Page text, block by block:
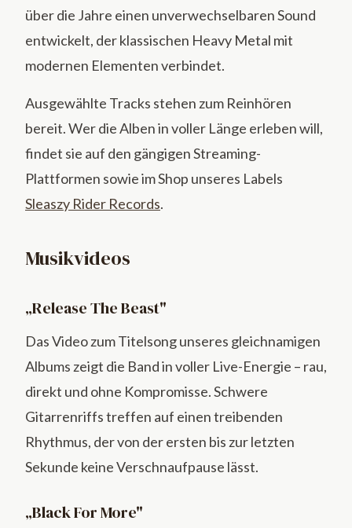
über die Jahre einen unverwechselbaren Sound
entwickelt, der klassischen Heavy Metal mit
modernen Elementen verbindet.
Ausgewählte Tracks stehen zum Reinhören
bereit. Wer die Alben in voller Länge erleben will,
findet sie auf den gängigen Streaming-
Plattformen sowie im Shop unseres Labels
Sleaszy Rider Records.
Musikvideos
„Release The Beast"
Das Video zum Titelsong unseres gleichnamigen
Albums zeigt die Band in voller Live-Energie – rau,
direkt und ohne Kompromisse. Schwere
Gitarrenriffs treffen auf einen treibenden
Rhythmus, der von der ersten bis zur letzten
Sekunde keine Verschnaufpause lässt.
„Black For More"